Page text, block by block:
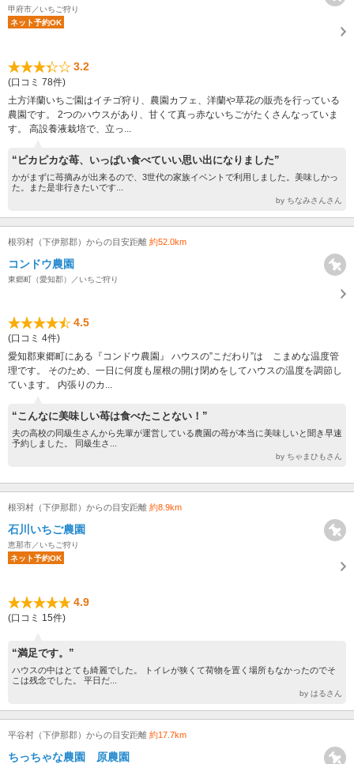
甲府市／いちご狩り
ネット予約OK
3.2
(口コミ 78件)
土方洋蘭いちご園はイチゴ狩り、農園カフェ、洋蘭や草花の販売を行っている
農園です。 2つのハウスがあり、甘くて真っ赤ないちごがたくさんなっていま
す。 高設養液栽培で、立っ...
“ピカピカな苺、いっぱい食べていい思い出になりました”
かがまずに苺摘みが出来るので、3世代の家族イベントで利用しました。美味しかっ
た。また是非行きたいです...
by ちなみさんさん
根羽村（下伊那郡）からの目安距離 約52.0km
コンドウ農園
東郷町（愛知郡）／いちご狩り
4.5
(口コミ 4件)
愛知郡東郷町にある『コンドウ農園』 ハウスの”こだわり”は こまめな温度管
理です。 そのため、一日に何度も屋根の開け閉めをしてハウスの温度を調節し
ています。 内張りのカ...
“こんなに美味しい苺は食べたことない！”
夫の高校の同級生さんから先輩が運営している農園の苺が本当に美味しいと聞き早速
予約しました。 同級生さ...
by ちゃまひもさん
根羽村（下伊那郡）からの目安距離 約8.9km
石川いちご農園
恵那市／いちご狩り
ネット予約OK
4.9
(口コミ 15件)
“満足です。”
ハウスの中はとても綺麗でした。 トイレが狭くて荷物を置く場所もなかったのでそ
こは残念でした。 平日だ...
by はるさん
平谷村（下伊那郡）からの目安距離 約17.7km
ちっちゃな農園 原農園